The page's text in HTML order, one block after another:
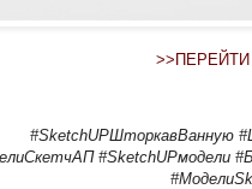
#SketchUPШторкавВанную
#SketchUPмодели